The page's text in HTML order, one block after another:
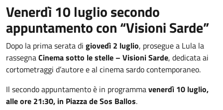
Venerdì 10 luglio secondo
appuntamento con “Visioni Sarde”
Dopo la prima serata di giovedì 2 luglio, prosegue a Lula la
rassegnaCinema sotto le stelle – Visioni Sarde, dedicata ai
cortometraggi d’autore e al cinema sardo contemporaneo.
Il secondo appuntamento è in programmavenerdì 10 luglio,
alle ore 21:30, in Piazza de Sos Ballos.